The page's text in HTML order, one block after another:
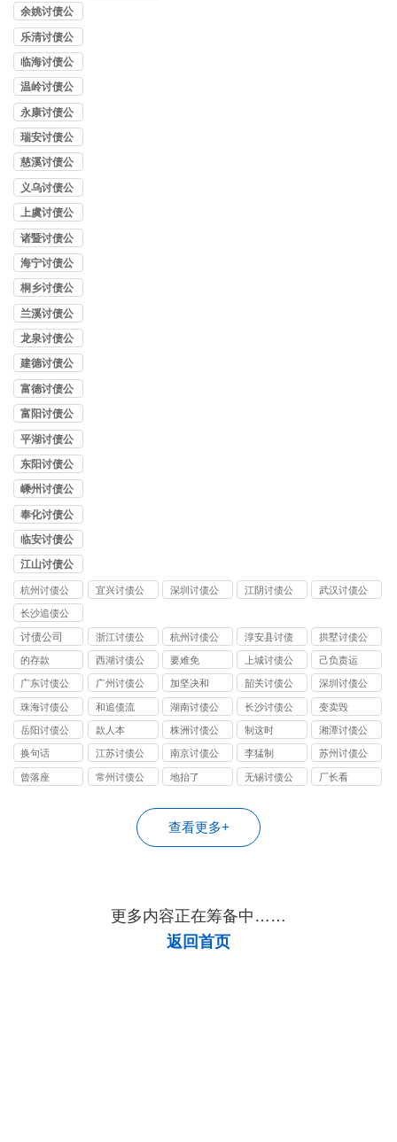
司
余姚讨债公
司
乐清讨债公
司
临海讨债公
司
温岭讨债公
司
永康讨债公
司
瑞安讨债公
司
慈溪讨债公
司
义乌讨债公
司
上虞讨债公
司
诸暨讨债公
司
海宁讨债公
司
桐乡讨债公
司
兰溪讨债公
司
龙泉讨债公
司
建德讨债公
司
富德讨债公
司
富阳讨债公
司
平湖讨债公
司
东阳讨债公
司
嵊州讨债公
司
奉化讨债公
司
临安讨债公
司
江山讨债公
司
杭州讨债公
司
宜兴讨债公
深圳讨债公
江阴讨债公
武汉讨债公
长沙追债公
司
讨债公司
浙江讨债公
司
杭州讨债公
司
淳安县讨债
拱墅讨债公
司
的存款
西湖讨债公
司
要难免
上城讨债公
司
己负责运
广东讨债公
司
广州讨债公
司
加坚决和
韶关讨债公
司
深圳讨债公
司
珠海讨债公
司
和追债流
湖南讨债公
司
长沙讨债公
司
变卖毁
岳阳讨债公
司
款人本
株洲讨债公
司
制这时
湘潭讨债公
司
换句话
江苏讨债公
司
南京讨债公
司
李猛制
苏州讨债公
司
曾落座
常州讨债公
地抬了
无锡讨债公
厂长看
查看更多+
更多内容正在筹备中……
返回首页